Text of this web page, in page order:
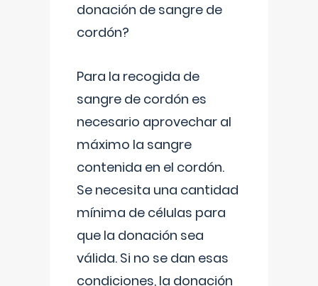
donación de sangre de
cordón?
Para la recogida de
sangre de cordón es
necesario aprovechar al
máximo la sangre
contenida en el cordón.
Se necesita una cantidad
mínima de células para
que la donación sea
válida. Si no se dan esas
condiciones, la donación